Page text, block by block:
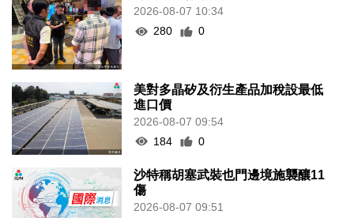
2026-08-07 10:34
280
0
美對多晶矽及衍生產品加稅設最低
進口價
2026-08-07 09:54
184
0
沙特稱胡塞武裝也門邊境施襲釀11
傷
2026-08-07 09:51